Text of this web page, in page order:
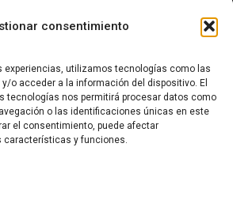
consentimiento
experiencias, utilizamos tecnologías como las
o acceder a la información del dispositivo. El
tecnologías nos permitirá procesar datos como
o las identificaciones únicas en este
el consentimiento, puede afectar
características y funciones.